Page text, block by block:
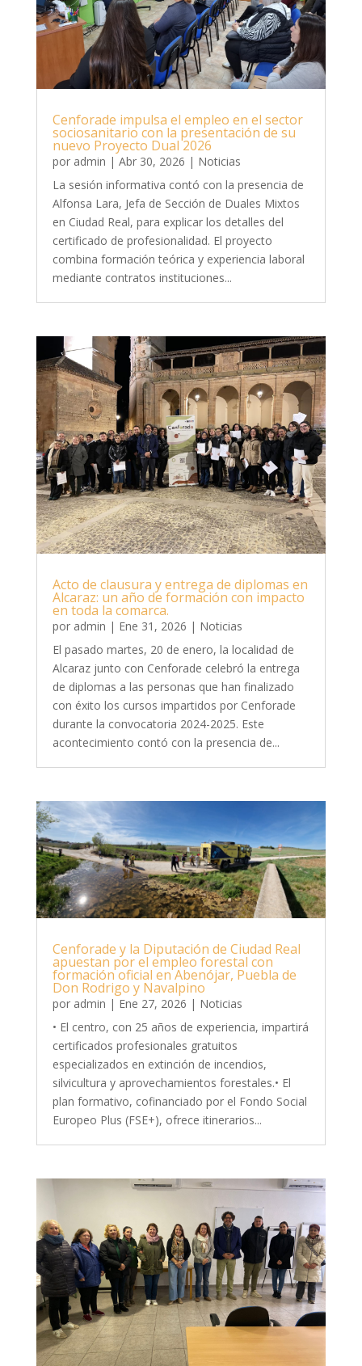
Cenforade impulsa el empleo en el sector
sociosanitario con la presentación de su
nuevo Proyecto Dual 2026
por admin | Abr 30, 2026 | Noticias
La sesión informativa contó con la presencia de
Alfonsa Lara, Jefa de Sección de Duales Mixtos
en Ciudad Real, para explicar los detalles del
certificado de profesionalidad. El proyecto
combina formación teórica y experiencia laboral
mediante contratos instituciones...
Acto de clausura y entrega de diplomas en
Alcaraz: un año de formación con impacto
en toda la comarca.
por admin | Ene 31, 2026 | Noticias
El pasado martes, 20 de enero, la localidad de
Alcaraz junto con Cenforade celebró la entrega
de diplomas a las personas que han finalizado
con éxito los cursos impartidos por Cenforade
durante la convocatoria 2024-2025. Este
acontecimiento contó con la presencia de...
Cenforade y la Diputación de Ciudad Real
apuestan por el empleo forestal con
formación oficial en Abenójar, Puebla de
Don Rodrigo y Navalpino
por admin | Ene 27, 2026 | Noticias
• El centro, con 25 años de experiencia, impartirá
certificados profesionales gratuitos
especializados en extinción de incendios,
silvicultura y aprovechamientos forestales.• El
plan formativo, cofinanciado por el Fondo Social
Europeo Plus (FSE+), ofrece itinerarios...